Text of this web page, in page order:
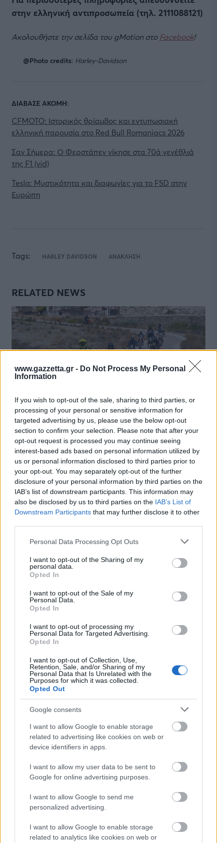
www.gazzetta.gr - Do Not Process My Personal
Information
If you wish to opt-out of the sale, sharing to third parties, or
processing of your personal or sensitive information for
targeted advertising by us, please use the below opt-out
section to confirm your selection. Please note that after your
opt-out request is processed you may continue seeing
interest-based ads based on personal information utilized by
us or personal information disclosed to third parties prior to
your opt-out. You may separately opt-out of the further
disclosure of your personal information by third parties on the
IAB’s list of downstream participants. This information may
also be disclosed by us to third parties on the IAB’s List of
Downstream Participants that may further disclose it to other
Please note that this website/app uses one or more Google
not limited to your visit or usage behaviour. You may click to
grant or deny consent to Google and its third-party tags to
use your data for below specified purposes in below Google
consent section.
Personal Data Processing Opt Outs
I want to opt-out of the Sharing of my
personal data.
Opted In
I want to opt-out of the Sale of my
Personal Data.
Opted In
I want to opt-out of processing my
Personal Data for Targeted Advertising.
Opted In
I want to opt-out of Collection, Use,
Retention, Sale, and/or Sharing of my
Personal Data that Is Unrelated with the
Purposes for which it was collected.
Opted Out
Google consents
I want to allow Google to enable storage
related to advertising like cookies on web or
device identifiers in apps.
I want to allow my user data to be sent to
Google for online advertising purposes.
I want to allow Google to send me
personalized advertising.
I want to allow Google to enable storage
related to analytics like cookies on web or
στην ελληνική αντιπροσωπεία (τηλ. 2111088121)
Ακολουθήστε την σελίδα του gMotion στο Facebook!
@Photo credits: Harley-Davidson
ΔΙΑΒΑΣΕ ΑΚΟΜΗ:
CFMOTO: Ιστορικός θρίαμβος και εντυπωσιακή
ελληνική παρουσία στο Red Bull Romaniacs 2026
Σαν Σήμερα: Ο Φερστάπεν νίκησε στα 70ά γενέθλιά
της F1 (vid)
Tesla: Μυστικότητα και διαφωνίες για το FSD στην
Ευρώπη
Tags: HARLEY DAVIDSON ΑΝΑΚΛΗΣΗ
RELATED NEWS
ΡΕΠΟΡΤΑΖ: ΜΟΤΟΣΙΚΛΕΤΑ 04/08/2026 - 17:00
Adventure Meeting 2026 για να οδηγήσετε ό,τι
θέλετε
ΡΕΠΟΡΤΑΖ: ΜΟΤΟΣΙΚΛΕΤΑ 27/07/2026 - 11:45
Ελληνική αγορά μοτοσικλέτας: Οι πωλήσεις
καλά κρατούν
ΡΕΠΟΡΤΑΖ: ΜΟΤΟΣΙΚΛΕΤΑ 17/07/2026 - 15:23
Ducati Power Deals με όφελος έως 5.000 ευρώ